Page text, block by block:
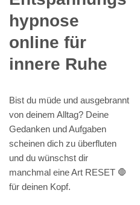
hypnose
online für
innere Ruhe
Bist du müde und ausgebrannt
von deinem Alltag? Deine
Gedanken und Aufgaben
scheinen dich zu überfluten
und du wünschst dir
manchmal eine Art RESET 🛑
für deinen Kopf.